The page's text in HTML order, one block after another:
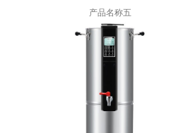
产品名称五